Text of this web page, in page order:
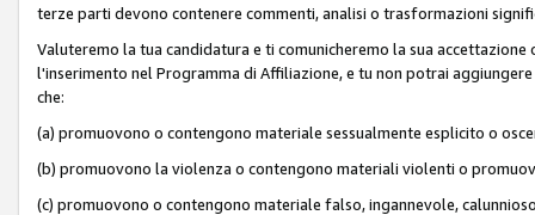
terze parti devono contenere commenti, analisi o trasformazioni
Valuteremo la tua candidatura e ti comunicheremo la sua
l'inserimento nel Programma di Affiliazione, e tu non potrai
che:
(a) promuovono o contengono materiale sessualmente esplicito o
(b) promuovono la violenza o contengono materiali violenti o
(c) promuovono o contengono materiale falso, ingannevole,